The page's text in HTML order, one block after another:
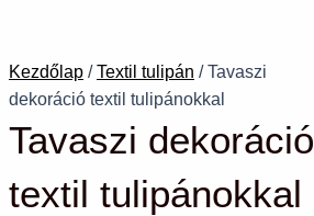
Kezdőlap /Textil tulipán / Tavaszi
dekoráció textil tulipánokkal
Tavaszi dekoráció
textil tulipánokkal